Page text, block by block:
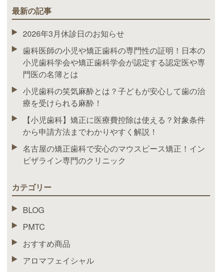
最新の記事
2026年3月休診日のお知らせ
歯科医師の小児や矯正歯科の専門性の証明！日本の
小児歯科学会や矯正歯科学会が認定する認定医や専
門医の名簿とは
小児歯科の笑気麻酔とは？子どもが安心して歯の治
療を受けられる麻酔！
【小児歯科】矯正に医療費控除は使える？対象条件
から申請方法までわかりやすく解説！
名古屋の矯正歯科で安心のマウスピース矯正！イン
ビザライン専門のクリニック
カテゴリー
BLOG
PMTC
おすすめ商品
アロマフェイシャル